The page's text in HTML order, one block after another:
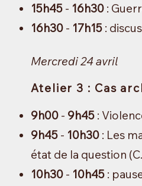
15h45 - 16h30 :
16h30 - 17h15 :
Mercredi 24 avril
Atelier 3 : Cas arc
9h00 - 9h45 :
9h45 - 10h30 : Les
état de la question
10h30 - 10h45 :